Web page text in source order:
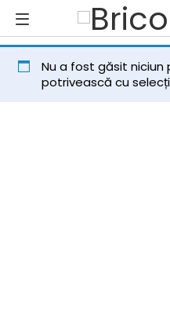
Nu a fost găsit niciun
potrivească cu